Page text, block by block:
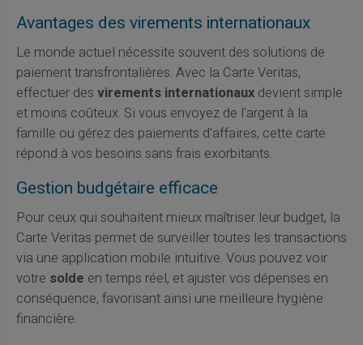
Avantages des virements internationaux
Le monde actuel nécessite souvent des solutions de
paiement transfrontalières. Avec la Carte Veritas,
effectuer des virements internationauxdevient simple
et moins coûteux. Si vous envoyez de l’argent à la
famille ou gérez des paiements d'affaires, cette carte
répond à vos besoins sans frais exorbitants.
Gestion budgétaire efficace
Pour ceux qui souhaitent mieux maîtriser leur budget, la
Carte Veritas permet de surveiller toutes les transactions
via une application mobile intuitive. Vous pouvez voir
votre solde en temps réel, et ajuster vos dépenses en
conséquence, favorisant ainsi une meilleure hygiène
financière.